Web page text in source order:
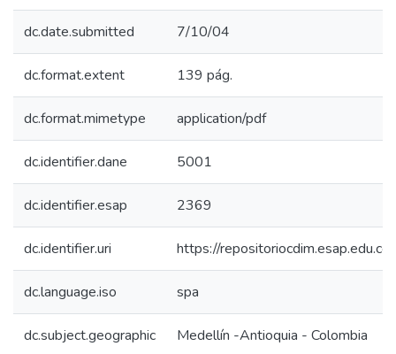
dc.date.submitted 7/10/04
dc.format.extent 139 pág.
dc.format.mimetype application/pdf
dc.identifier.dane 5001
dc.identifier.esap 2369
dc.identifier.uri https://
dc.language.iso spa
dc.subject.geographic Medellín -Antioquia - Colombia